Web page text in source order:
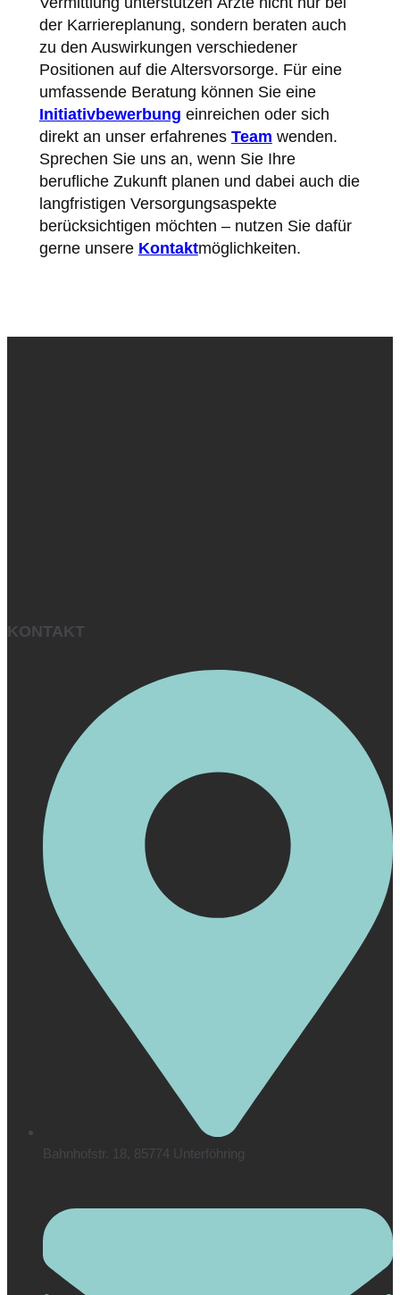
der Karriereplanung, sondern beraten auch
zu den Auswirkungen verschiedener
Positionen auf die Altersvorsorge. Für eine
umfassende Beratung können Sie eine
Initiativbewerbung einreichen oder sich
direkt an unser erfahrenes Team wenden.
Sprechen Sie uns an, wenn Sie Ihre
berufliche Zukunft planen und dabei auch die
langfristigen Versorgungsaspekte
berücksichtigen möchten – nutzen Sie dafür
gerne unsere Kontaktmöglichkeiten.
KONTAKT
Bahnhofstr. 18, 85774 Unterföhring